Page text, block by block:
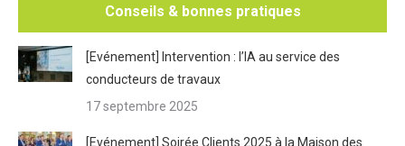
Conseils & bonnes pratiques
[Evénement] Intervention : l’IA au service des
conducteurs de travaux
17 septembre 2025
[Evénement] Soirée Clients 2025 à la Maison des